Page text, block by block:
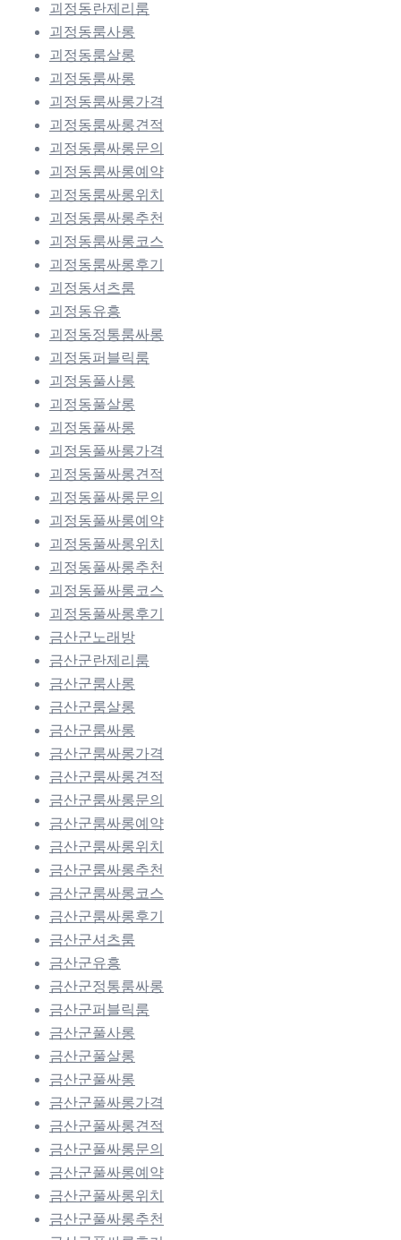
괴정동란제리룸
괴정동룸사롱
괴정동룸살롱
괴정동룸싸롱
괴정동룸싸롱가격
괴정동룸싸롱견적
괴정동룸싸롱문의
괴정동룸싸롱예약
괴정동룸싸롱위치
괴정동룸싸롱추천
괴정동룸싸롱코스
괴정동룸싸롱후기
괴정동셔츠룸
괴정동유흥
괴정동정통룸싸롱
괴정동퍼블릭룸
괴정동풀사롱
괴정동풀살롱
괴정동풀싸롱
괴정동풀싸롱가격
괴정동풀싸롱견적
괴정동풀싸롱문의
괴정동풀싸롱예약
괴정동풀싸롱위치
괴정동풀싸롱추천
괴정동풀싸롱코스
괴정동풀싸롱후기
금산군노래방
금산군란제리룸
금산군룸사롱
금산군룸살롱
금산군룸싸롱
금산군룸싸롱가격
금산군룸싸롱견적
금산군룸싸롱문의
금산군룸싸롱예약
금산군룸싸롱위치
금산군룸싸롱추천
금산군룸싸롱코스
금산군룸싸롱후기
금산군셔츠룸
금산군유흥
금산군정통룸싸롱
금산군퍼블릭룸
금산군풀사롱
금산군풀살롱
금산군풀싸롱
금산군풀싸롱가격
금산군풀싸롱견적
금산군풀싸롱문의
금산군풀싸롱예약
금산군풀싸롱위치
금산군풀싸롱추천